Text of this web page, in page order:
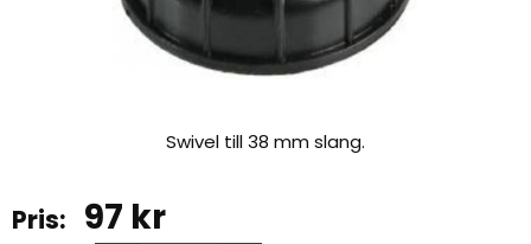
Swivel till 38 mm slang.
97 kr